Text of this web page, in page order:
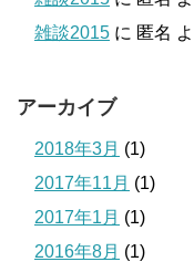
雑談2015 に 匿名
アーカイブ
2018年3月 (1)
2017年11月 (1)
2017年1月 (1)
2016年8月 (1)